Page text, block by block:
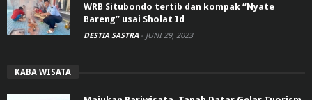
WRB Situbondo tertib dan kompak “Nyate
Bareng” usai Sholat Id
DESTIA SASTRA - JUNI 29, 2023
KABA WISATA